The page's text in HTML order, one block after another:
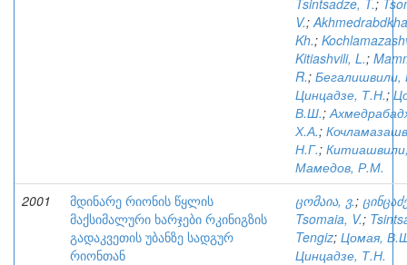
Tsintsadze, T.;
V.;
Kh.;
Kitiashvili, L.;
R.; Бегалишвили,
Цинцадзе, Т.Н.;
В.Ш.;
Х.А.;
Н.Г.;
Мамедов, Р.М.
2001
მდინარე რიონის წყლის
მაქსიმალური ხარჯები რკინიგზის
გადაკვეთის უბანზე სადგურ
რიონთან
ცომაია, ვ.;
Tsomaia, V.;
Tengiz; Цомая,
Цинцадзе, Т.Н.